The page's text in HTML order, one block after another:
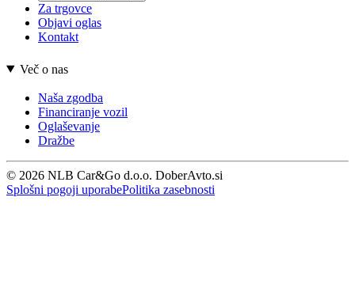
Za trgovce
Objavi oglas
Kontakt
Več o nas
Naša zgodba
Financiranje vozil
Oglaševanje
Dražbe
© 2026 NLB Car&Go d.o.o. DoberAvto.si
Splošni pogoji uporabePolitika zasebnosti